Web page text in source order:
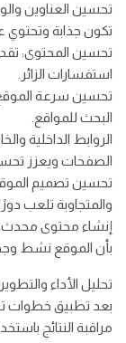
تكون جذابة وتحتوي
تحسين المحتوى:
استفسارات الزائر.
تحسين سرعة
البحث للمواقع.
الروابط الداخلية
الصفحات ويعزز
تحسين تصميم
والمتجاوبة تلعب
إنشاء محتوى محدث
بأن الموقع نشط
تحليل الأداء
بعد تطبيق خطوات